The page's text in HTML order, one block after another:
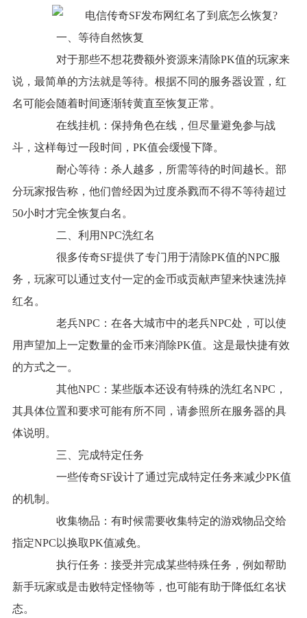
一、等待自然恢复
对于那些不想花费额外资源来清除PK值的玩家来
说，最简单的方法就是等待。根据不同的服务器设置，红
名可能会随着时间逐渐转黄直至恢复正常。
在线挂机：保持角色在线，但尽量避免参与战
斗，这样每过一段时间，PK值会缓慢下降。
耐心等待：杀人越多，所需等待的时间越长。部
分玩家报告称，他们曾经因为过度杀戮而不得不等待超过
50小时才完全恢复白名。
二、利用NPC洗红名
很多传奇SF提供了专门用于清除PK值的NPC服
务，玩家可以通过支付一定的金币或贡献声望来快速洗掉
红名。
老兵NPC：在各大城市中的老兵NPC处，可以使
用声望加上一定数量的金币来消除PK值。这是最快捷有效
的方式之一。
其他NPC：某些版本还设有特殊的洗红名NPC，
其具体位置和要求可能有所不同，请参照所在服务器的具
体说明。
三、完成特定任务
一些传奇SF设计了通过完成特定任务来减少PK值
的机制。
收集物品：有时候需要收集特定的游戏物品交给
指定NPC以换取PK值减免。
执行任务：接受并完成某些特殊任务，例如帮助
新手玩家或是击败特定怪物等，也可能有助于降低红名状
态。